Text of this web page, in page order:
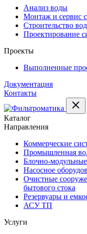
Анализ воды
Монтаж и сервис
Строительство
Проектирование
Проекты
Выполненные
Документация
Контакты
Каталог
Направления
Коммерческие
Промышленная
Блочно-
Насосное
Очистные
бытового стока
Резервуары и
АСУ ТП
Услуги